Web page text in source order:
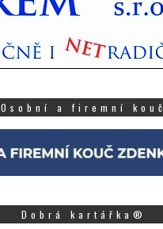
Osobní a firemní kouč
Dobrá kartářka®